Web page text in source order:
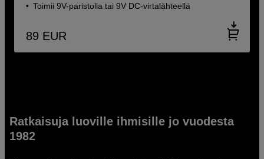
Toimii 9V-paristolla tai 9V DC-virtalähteellä
89 EUR
Ratkaisuja luoville ihmisille jo vuodesta
1982